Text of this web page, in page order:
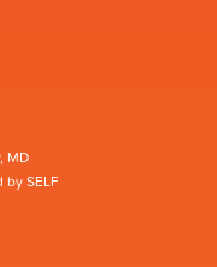
MD
SELF